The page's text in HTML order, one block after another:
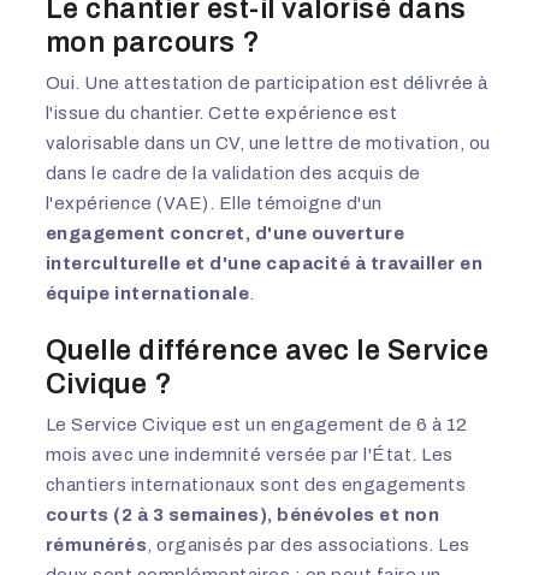
Le chantier est-il valorisé dans
mon parcours ?
Oui. Une attestation de participation est délivrée à
l'issue du chantier. Cette expérience est
valorisable dans un CV, une lettre de motivation, ou
dans le cadre de la validation des acquis de
l'expérience (VAE). Elle témoigne d'un
engagement concret, d'une ouverture
interculturelle et d'une capacité à travailler en
équipe internationale
Quelle différence avec le Service
Civique ?
Le Service Civique est un engagement de 6 à 12
mois avec une indemnité versée par l'État. Les
chantiers internationaux sont des engagements
courts (2 à 3 semaines), bénévoles et non
rémunérés , organisés par des associations. Les